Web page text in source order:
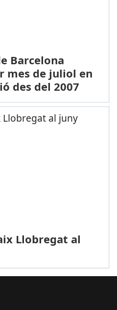
Barcelona
mes de juliol en
des del 2007
Llobregat al